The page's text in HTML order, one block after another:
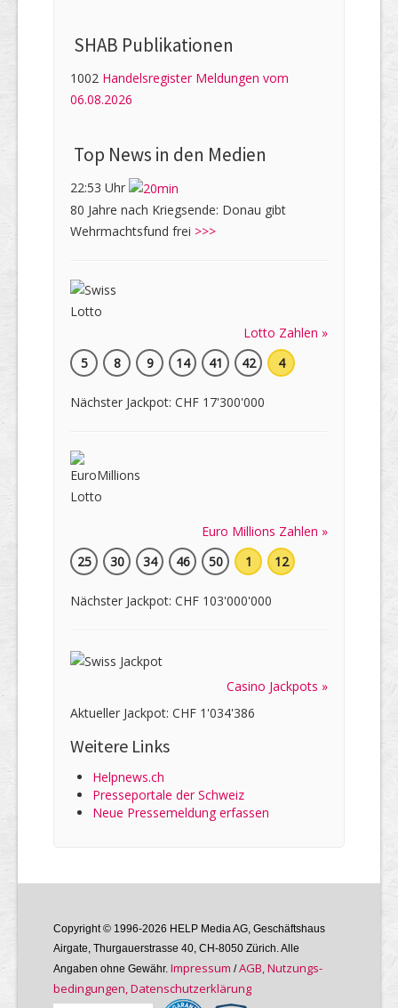
SHAB Publi­kati­onen
1002 Handelsregister Meldungen vom
06.08.2026
Top News in den Medien
22:53 Uhr
80 Jahre nach Kriegsende: Donau gibt
Wehrmachtsfund frei >>>
Lotto Zahlen »
5
8 9 14 41 42 4
Nächster Jackpot: CHF 17'300'000
Euro Millions Zahlen »
25
30 34 46 50 1 12
Nächster Jackpot: CHF 103'000'000
Casino Jackpots »
Aktueller Jackpot: CHF 1'034'386
Weitere Links
Helpnews.ch
Presseportale der Schweiz
Neue Pressemeldung erfassen
Copyright © 1996-2026 HELP Media AG, Geschäftshaus
Airgate, Thurgauer­strasse 40, CH-8050 Zürich. Alle
Angaben ohne Gewähr. Im­pres­sum /AGB, Nutzungs­
bedin­gungen, Daten­schutz­er­klärung